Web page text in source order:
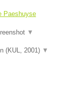
Paeshuyse
▼
(KUL, 2001) ▼